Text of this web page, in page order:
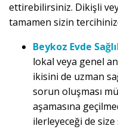
ettirebilirsiniz. Dikişli
tamamen sizin
Beykoz Evde
lokal veya genel
ikisini de uzman
sorun oluşması
aşamasına
ilerleyeceği de